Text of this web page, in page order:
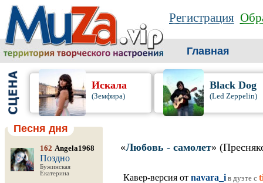
Регистрация
Главная
Искала
(Земфира)
Black Dog
(Led Zeppelin)
Песня дня
162 Angela1968
Поздно
Бужинская
Екатерина
«Любовь - самолет»
Кавер-версия от navara_iв дуэте c